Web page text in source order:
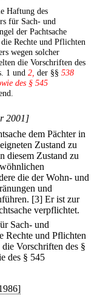
Haftung des
für Sach- und
der Pachtsache
Rechte und Pflichten
wegen solcher
die Vorschriften des
1 und 2, der §§ 538
des § 545
2001]
dem Pächter in
Zustand zu
diesem Zustand zu
die der Wohn- und
und
[3] Er ist zur
verpflichtet.
Sach- und
Rechte und Pflichten
Vorschriften des §
des § 545